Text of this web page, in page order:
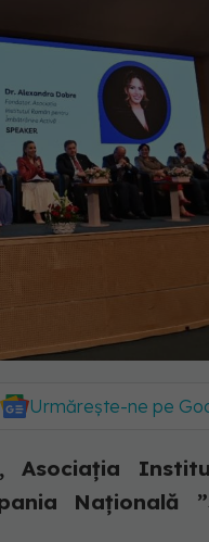
Urmărește-ne pe
Asociația
Națională